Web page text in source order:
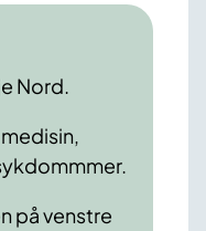
Nord.
på venstre